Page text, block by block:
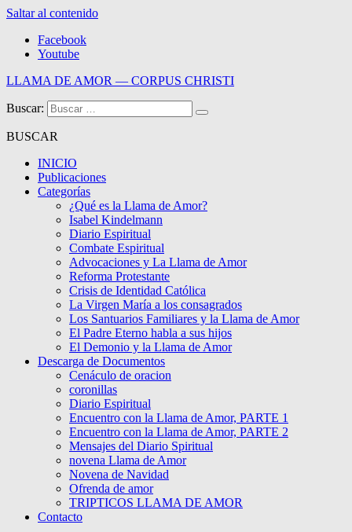
Saltar al contenido
Facebook
Youtube
LLAMA DE AMOR — CORPUS CHRISTI
Blog de la Llama de Amor
Buscar:
BUSCAR
INICIO
Publicaciones
Categorías
¿Qué es la Llama de Amor?
Isabel Kindelmann
Diario Espiritual
Combate Espiritual
Advocaciones y La Llama de Amor
Reforma Protestante
Crisis de Identidad Católica
La Virgen María a los consagrados
Los Santuarios Familiares y la Llama de Amor
El Padre Eterno habla a sus hijos
El Demonio y la Llama de Amor
Descarga de Documentos
Cenáculo de oracion
coronillas
Diario Espiritual
Encuentro con la Llama de Amor, PARTE 1
Encuentro con la Llama de Amor, PARTE 2
Mensajes del Diario Spiritual
novena Llama de Amor
Novena de Navidad
Ofrenda de amor
TRIPTICOS LLAMA DE AMOR
Contacto